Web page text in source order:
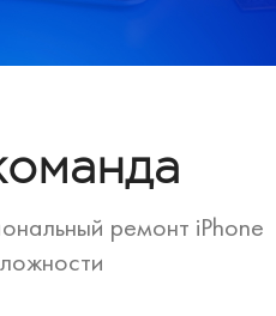
ремонт iPhone